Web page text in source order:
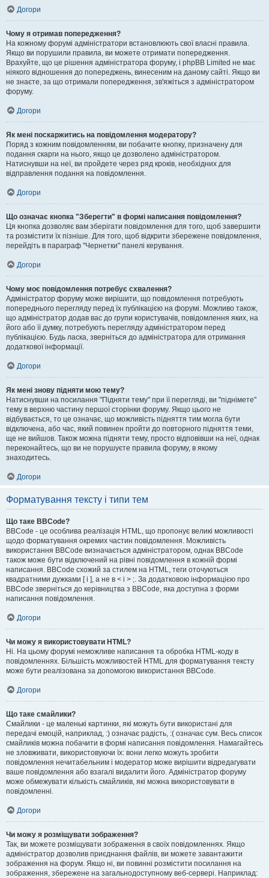
Догори
Чому я отримав попередження?
На кожному форумі адміністратори встановлюють свої власні правила.
Якщо ви порушили правила, ви можете отримати попередження.
Врахуйте, що це рішення адміністратора форуму, і phpBB Limited не має
ніякого відношення до попереджень, винесеним на даному сайті. Якщо ви
не знаєте, за що отримали попередження, зв'яжіться з адміністратором
форуму.
Догори
Як мені поскаржитись на повідомлення модератору?
Поряд з кожним повідомленням, ви побачите кнопку, призначену для
подання скарги на нього, якщо це дозволено адміністратором.
Натиснувши на неї, ви пройдете через ряд кроків, необхідних для
відправлення подання на повідомлення.
Догори
Що означає кнопка "Зберегти" в формі написання повідомлення?
Ця кнопка дозволяє вам зберігати повідомлення для того, щоб завершити
та розмістити їх пізніше. Для того, щоб відкрити збережене повідомлення,
перейдіть в параграф "Чернетки" панелі керування.
Догори
Чому моє повідомлення потребує схвалення?
Адміністратор форуму може вирішити, що повідомлення потребують
попереднього перегляду перед їх публікацією на форумі. Можливо також,
що адміністратор додав вас до групи користувачів, повідомлення яких, на
його або її думку, потребують перегляду адміністратором перед
публікацією. Будь ласка, зверніться до адміністратора для отримання
додаткової інформації.
Догори
Як мені знову підняти мою тему?
Натиснувши на посилання "Підняти тему" при її перегляді, ви "піднімете"
тему в верхню частину першої сторінки форуму. Якщо цього не
відбувається, то це означає, що можливість підняття тим могла бути
відключена, або час, який повинен пройти до повторного підняття теми,
ще не вийшов. Також можна підняти тему, просто відповівши на неї, однак
переконайтесь, що ви не порушуєте правила форуму, в якому
знаходитесь.
Догори
Форматування тексту і типи тем
Що таке BBCode?
BBCode - це особлива реалізація HTML, що пропонує великі можливості
щодо форматування окремих частин повідомлення. Можливість
використання BBCode визначається адміністратором, однак BBCode
також може бути відключений на рівні повідомлення в кожній формі
написання. BBCode схожий за стилем на HTML, теги оточуються
квадратними дужками [ і ], а не в < і > ;. За додатковою інформацією про
BBCode зверніться до керівництва з BBCode, яка доступна з форми
написання повідомлення.
Догори
Чи можу я використовувати HTML?
Ні. На цьому форумі неможливе написання та обробка HTML-коду в
повідомленнях. Більшість можливостей HTML для форматування тексту
може бути реалізована за допомогою використання BBCode.
Догори
Що таке смайлики?
Смайлики - це маленькі картинки, які можуть бути використані для
передачі емоцій, наприклад, :) означає радість, :( означає сум. Весь список
смайликів можна побачити в формі написання повідомлення. Намагайтесь
не зловживати, використовуючи їх: вони легко можуть зробити
повідомлення нечитабельним і модератор може вирішити відредагувати
ваше повідомлення або взагалі видалити його. Адміністратор форуму
може обмежувати кількість смайликів, які можна використовувати в
повідомленні.
Догори
Чи можу я розміщувати зображення?
Так, ви можете розміщувати зображення в своїх повідомленнях. Якщо
адміністратор дозволив приєднання файлів, ви можете завантажити
зображення на форум. Якщо ні, ви повинні розмістити посилання на
зображення, збережене на загальнодоступному веб-сервері. Наприклад: